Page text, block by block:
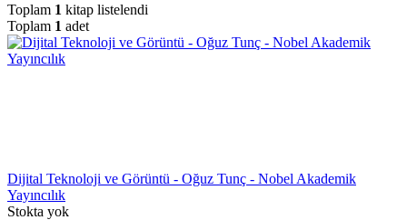
Toplam 1 kitap listelendi
Toplam 1 adet
Dijital Teknoloji ve Görüntü - Oğuz Tunç - Nobel Akademik
Yayıncılık
Stokta yok